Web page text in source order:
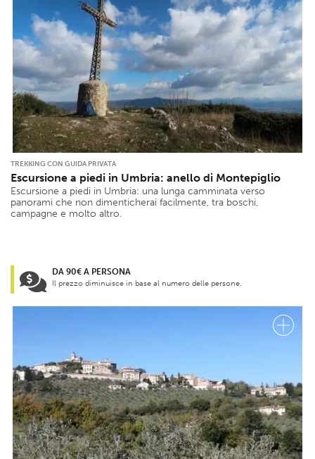
TREKKING CON GUIDA PRIVATA
Escursione a piedi in Umbria: anello di Montepiglio
Escursione a piedi in Umbria: una lunga camminata verso
panorami che non dimenticherai facilmente, tra boschi,
campagne e molto altro.
DA 90€ A PERSONA
Il prezzo diminuisce in base al numero delle persone.